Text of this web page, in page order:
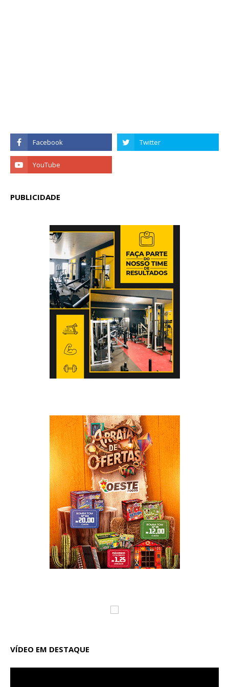
PUBLICIDADE
VÍDEO EM DESTAQUE